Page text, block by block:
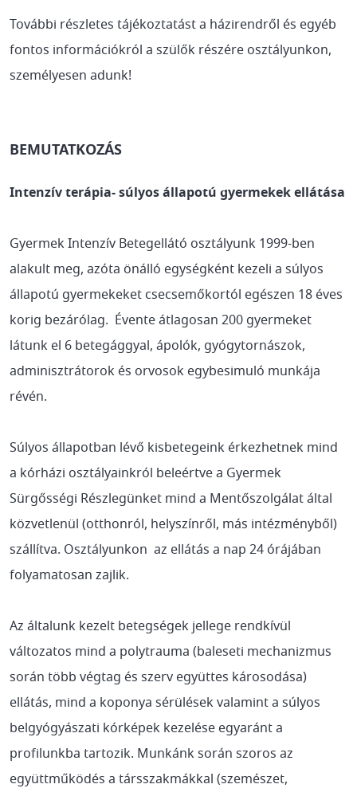
További részletes tájékoztatást a házirendről és egyéb
fontos információkról a szülők részére osztályunkon,
személyesen adunk!
BEMUTATKOZÁS
Intenzív terápia- súlyos állapotú gyermekek ellátása
Gyermek Intenzív Betegellátó osztályunk 1999-ben
alakult meg, azóta önálló egységként kezeli a súlyos
állapotú gyermekeket csecsemőkortól egészen 18 éves
korig bezárólag. Évente átlagosan 200 gyermeket
látunk el 6 betegággyal, ápolók, gyógytornászok,
adminisztrátorok és orvosok egybesimuló munkája
révén.
Súlyos állapotban lévő kisbetegeink érkezhetnek mind
a kórházi osztályainkról beleértve a Gyermek
Sürgősségi Részlegünket mind a Mentőszolgálat által
közvetlenül (otthonról, helyszínről, más intézményből)
szállítva. Osztályunkon az ellátás a nap 24 órájában
folyamatosan zajlik.
Az általunk kezelt betegségek jellege rendkívül
változatos mind a polytrauma (baleseti mechanizmus
során több végtag és szerv együttes károsodása)
ellátás, mind a koponya sérülések valamint a súlyos
belgyógyászati kórképek kezelése egyaránt a
profilunkba tartozik. Munkánk során szoros az
együttműködés a társszakmákkal (szemészet,